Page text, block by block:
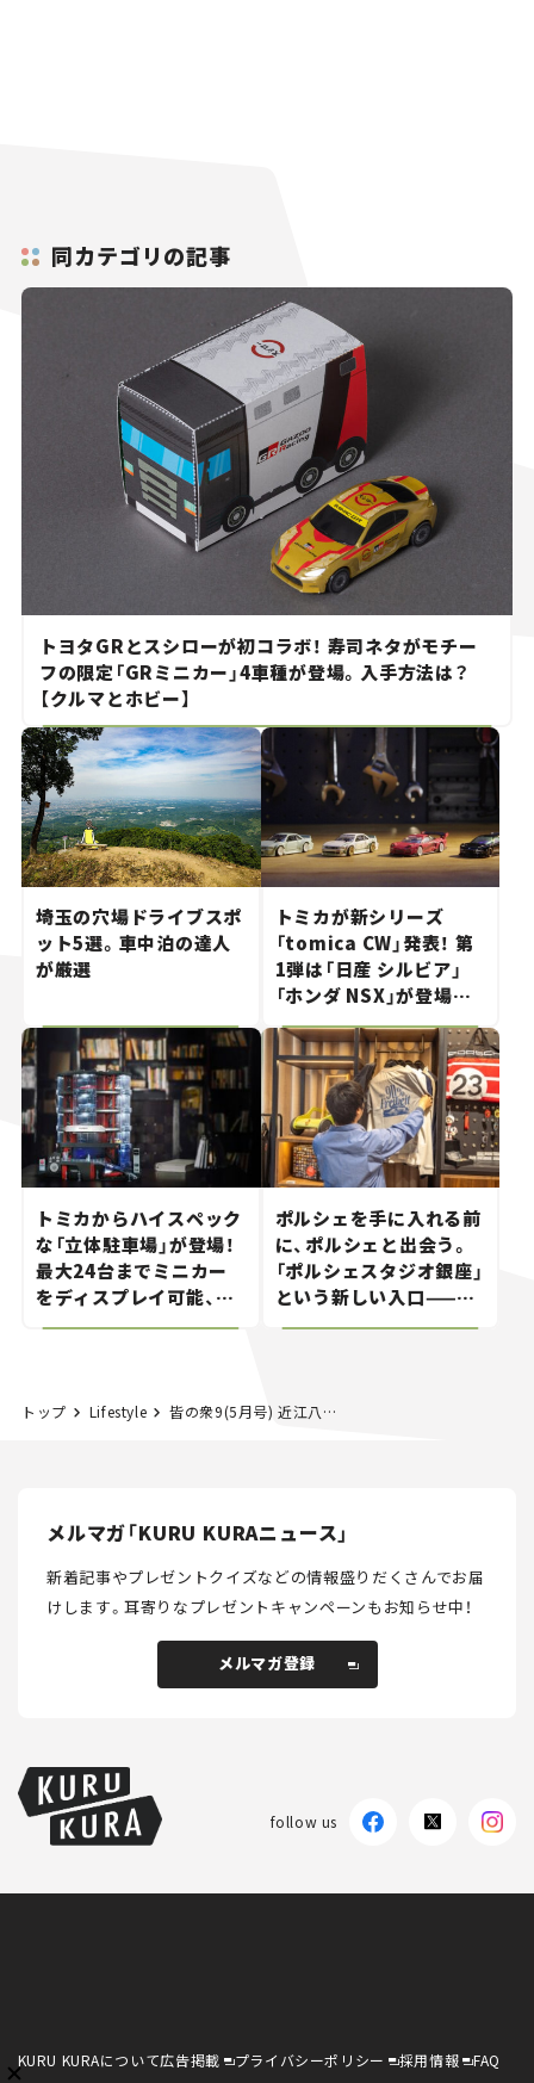
同カテゴリの記事
トヨタGRとスシローが初コラボ！ 寿司ネタがモチー
フの限定「GRミニカー」4車種が登場。入手方法は？
【クルマとホビー】
埼玉の穴場ドライブスポ
ット5選。車中泊の達人
が厳選
トミカが新シリーズ
「tomica CW」発表！ 第
1弾は「日産 シルビア」
「ホンダ NSX」が登場。
世界が注目す
る“JDM"に焦点【クルマ
とホビー】
トミカからハイスペック
な「立体駐車場」が登場！
最大24台までミニカー
をディスプレイ可能、特
別な「日産 GT-R
ポルシェを手に入れる前
に、ポルシェと出会う。
「ポルシェスタジオ銀座」
という新しい入口——連
載｜CCGとクルマでどう
トップ Lifestyle 皆の衆9(5月号) 近江八幡のお話
メルマガ「KURU KURAニュース」
新着記事やプレゼントクイズなどの情報盛りだくさんでお届
けします。耳寄りなプレゼントキャンペーンもお知らせ中！
メルマガ登録
follow us
KURU KURAについて広告掲載 プライバシーポリシー 採用情報 FAQ
KURU KURAについて プライバシーポリシー
採用情報
FAQ